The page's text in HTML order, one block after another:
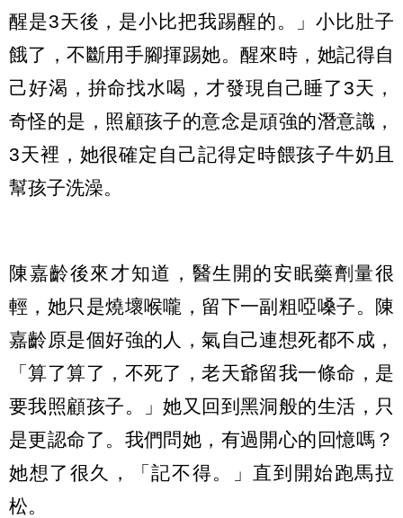
醒是3天後，是小比把我踢醒的。」小比肚子
餓了，不斷用手腳揮踢她。醒來時，她記得自
己好渴，拚命找水喝，才發現自己睡了3天，
奇怪的是，照顧孩子的意念是頑強的潛意識，
3天裡，她很確定自己記得定時餵孩子牛奶且
幫孩子洗澡。
陳嘉齡後來才知道，醫生開的安眠藥劑量很
輕，她只是燒壞喉嚨，留下一副粗啞嗓子。陳
嘉齡原是個好強的人，氣自己連想死都不成，
「算了算了，不死了，老天爺留我一條命，是
要我照顧孩子。」她又回到黑洞般的生活，只
是更認命了。我們問她，有過開心的回憶嗎？
她想了很久，「記不得。」直到開始跑馬拉
松。